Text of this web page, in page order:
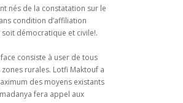
nés de la constatation sur le
condition d’affiliation
démocratique et civile!.
consiste à user de tous
rurales. Lotfi Maktouf a
des moyens existants
fera appel aux